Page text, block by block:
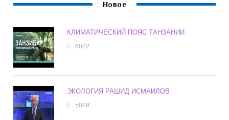
Новое
КЛИМАТИЧЕСКИЙ ПОЯС ТАНЗАНИИ
6022
ЭКОЛОГИЯ РАШИД ИСМАИЛОВ
5029